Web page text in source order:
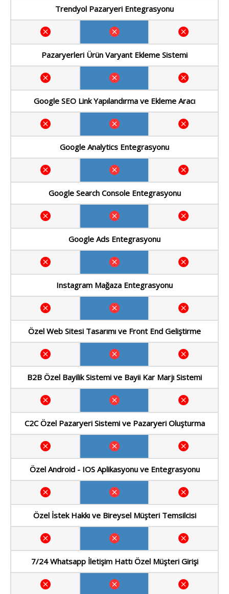
Trendyol Pazaryeri Entegrasyonu
Pazaryerleri Ürün Varyant Ekleme Sistemi
Google SEO Link Yapılandırma ve Ekleme Aracı
Google Analytics Entegrasyonu
Google Search Console Entegrasyonu
Google Ads Entegrasyonu
Instagram Mağaza Entegrasyonu
Özel Web Sitesi Tasarımı ve Front End Geliştirme
B2B Özel Bayilik Sistemi ve Bayii Kar Marjı Sistemi
C2C Özel Pazaryeri Sistemi ve Pazaryeri Oluşturma
Özel Android - IOS Aplikasyonu ve Entegrasyonu
Özel İstek Hakkı ve Bireysel Müşteri Temsilcisi
7/24 Whatsapp İletişim Hattı Özel Müşteri Girişi